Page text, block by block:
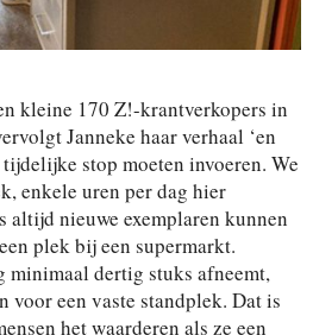
kleine 170 Z!-krantverkopers in
Janneke haar verhaal ‘en
stop moeten invoeren. We
enkele uren per dag hier
altijd nieuwe exemplaren kunnen
plek bij een supermarkt.
minimaal dertig stuks afneemt,
voor een vaste standplek. Dat is
het waarderen als ze een